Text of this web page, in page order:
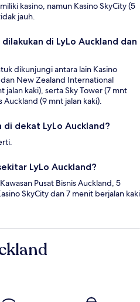
kasino, namun Kasino SkyCity (5
jauh.
di LyLo Auckland dan
dikunjungi antara lain Kasino
New Zealand International
jalan kaki), serta Sky Tower (7 mnt
Auckland (9 mnt jalan kaki).
dekat LyLo Auckland?
LyLo Auckland?
Pusat Bisnis Auckland, 5
SkyCity dan 7 menit berjalan kaki